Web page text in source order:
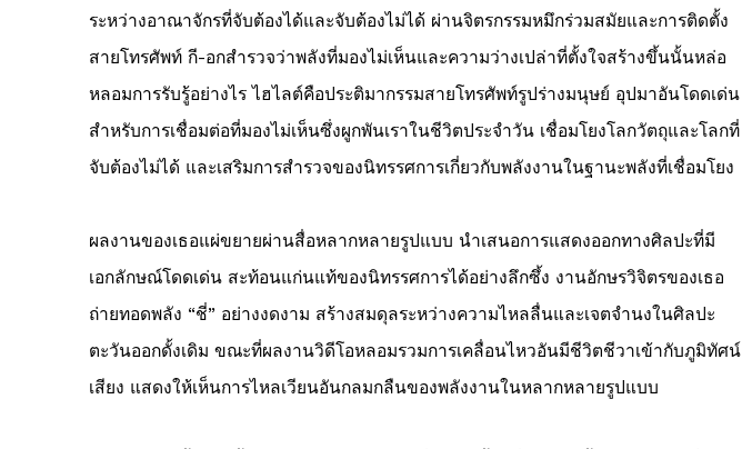
ระหว่างอาณาจักรที่จับต้องได้และจับต้องไม่ได้ ผ่านจิตรกรรมหมึกร่วมสมัยและการติดตั้ง
สายโทรศัพท์ กี-อกสำรวจว่าพลังที่มองไม่เห็นและความว่างเปล่าที่ตั้งใจสร้างขึ้นนั้นหล่อ
หลอมการรับรู้อย่างไร ไฮไลต์คือประติมากรรมสายโทรศัพท์รูปร่างมนุษย์ อุปมาอันโดดเด่น
สำหรับการเชื่อมต่อที่มองไม่เห็นซึ่งผูกพันเราในชีวิตประจำวัน เชื่อมโยงโลกวัตถุและโลกที่
จับต้องไม่ได้ และเสริมการสำรวจของนิทรรศการเกี่ยวกับพลังงานในฐานะพลังที่เชื่อมโยง
ผลงานของเธอแผ่ขยายผ่านสื่อหลากหลายรูปแบบ นำเสนอการแสดงออกทางศิลปะที่มี
เอกลักษณ์โดดเด่น สะท้อนแก่นแท้ของนิทรรศการได้อย่างลึกซึ้ง งานอักษรวิจิตรของเธอ
ถ่ายทอดพลัง “ชี่” อย่างงดงาม สร้างสมดุลระหว่างความไหลลื่นและเจตจำนงในศิลปะ
ตะวันออกดั้งเดิม ขณะที่ผลงานวิดีโอหลอมรวมการเคลื่อนไหวอันมีชีวิตชีวาเข้ากับภูมิทัศน์
เสียง แสดงให้เห็นการไหลเวียนอันกลมกลืนของพลังงานในหลากหลายรูปแบบ